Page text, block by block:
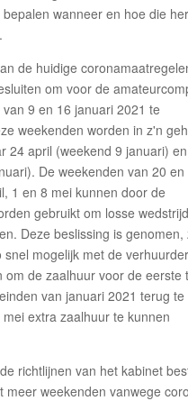
wanneer en hoe die
de huidige
om voor de
9 en 16 januari 2021 te
weekenden worden in z'n
24 april (weekend 9 januari)
De weekenden van 20 en
1 en 8 mei kunnen door de
gebruikt om losse
Deze beslissing is genomen,
snel mogelijk met de
om de zaalhuur voor de eerste
van januari 2021 terug te
extra zaalhuur te kunnen
richtlijnen van het kabinet
meer weekenden vanwege